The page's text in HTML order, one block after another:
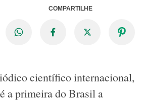
COMPARTILHE
científico internacional,
a primeira do Brasil a